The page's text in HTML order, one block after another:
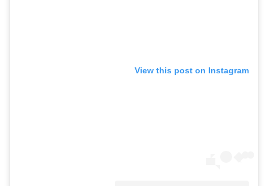
View this post on Instagram